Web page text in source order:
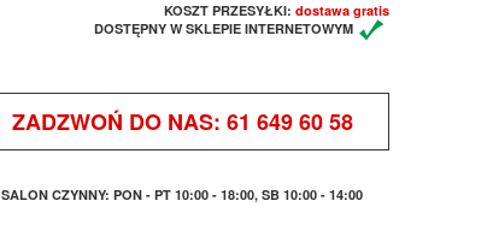
KOSZT PRZESYŁKI: dostawa gratis
DOSTĘPNY W SKLEPIE INTERNETOWYM
ZADZWOŃ DO NAS: 61 649 60 58
SALON CZYNNY: PON - PT 10:00 - 18:00, SB 10:00 - 14:00